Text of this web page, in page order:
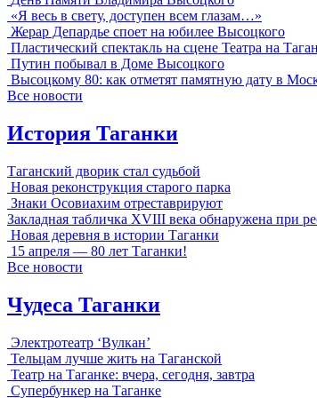
«Я весь в свету, доступен всем глазам…»
Жерар Депардье споет на юбилее Высоцкого
Пластический спектакль на сцене Театра на
Путин побывал в Доме Высоцкого
Высоцкому 80: как отметят памятную дату в
Все новости
История Таганки
Таганский дворик стал судьбой
Новая реконструкция старого парка
Знаки Осовиахим отреставрируют
Закладная табличка XVIII века обнаружена при
Новая деревня в истории Таганки
15 апреля — 80 лет Таганки!
Все новости
Чудеса Таганки
Электротеатр ‘Вулкан’
Тельцам лучше жить на Таганской
Театр на Таганке: вчера, сегодня, завтра
Супербункер на Таганке